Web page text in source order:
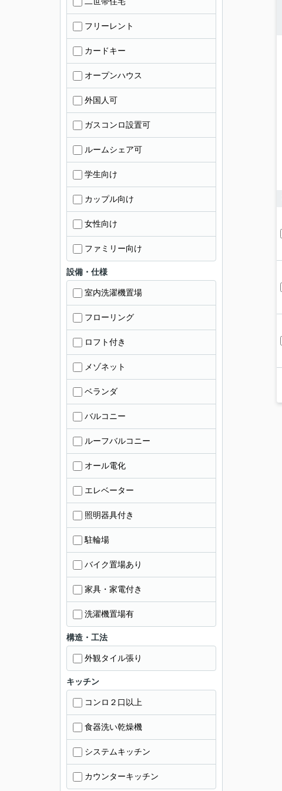
フリーレント
カードキー
オープンハウス
外国人可
ガスコンロ設置可
ルームシェア可
学生向け
カップル向け
女性向け
ファミリー向け
設備・仕様
室内洗濯機置場
フローリング
ロフト付き
メゾネット
ベランダ
バルコニー
ルーフバルコニー
オール電化
エレベーター
照明器具付き
駐輪場
バイク置場あり
家具・家電付き
洗濯機置場有
構造・工法
外観タイル張り
キッチン
コンロ２口以上
食器洗い乾燥機
システムキッチン
カウンターキッチン